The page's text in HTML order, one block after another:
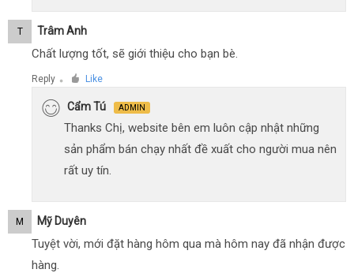
T Trâm Anh
Chất lượng tốt, sẽ giới thiệu cho bạn bè.
Reply ● Like
Cẩm Tú ADMIN
Thanks Chị, website bên em luôn cập nhật những
sản phẩm bán chạy nhất đề xuất cho người mua nên
rất uy tín.
M Mỹ Duyên
Tuyệt vời, mới đặt hàng hôm qua mà hôm nay đã nhận được
hàng.